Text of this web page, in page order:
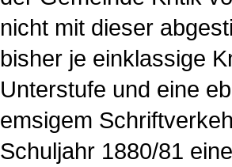
nicht mit dieser
bisher je einklassige
Unterstufe und eine
emsigem
Schuljahr 1880/81